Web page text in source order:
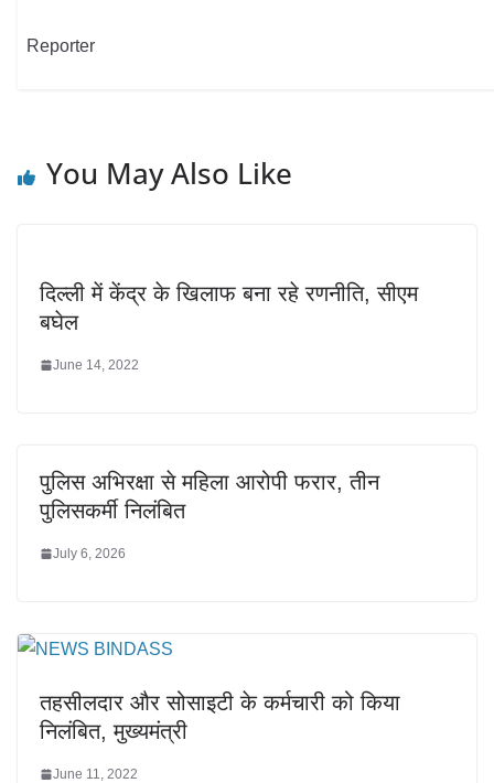
Reporter
You May Also Like
दिल्ली में केंद्र के खिलाफ बना रहे रणनीति, सीएम
बघेल
June 14, 2022
पुलिस अभिरक्षा से महिला आरोपी फरार, तीन
पुलिसकर्मी निलंबित
July 6, 2026
तहसीलदार और सोसाइटी के कर्मचारी को किया
निलंबित, मुख्यमंत्री
June 11, 2022